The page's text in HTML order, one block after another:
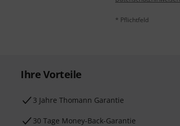
* Pflichtfeld
Ihre Vorteile
3 Jahre Thomann Garantie
30 Tage Money-Back-Garantie